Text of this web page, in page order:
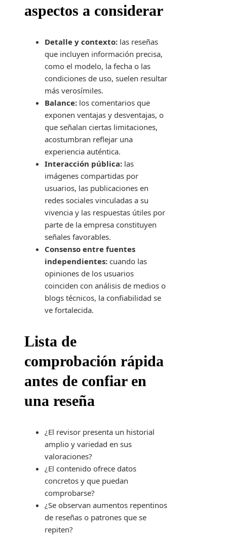
aspectos a considerar
Detalle y contexto: las reseñas
que incluyen información precisa,
como el modelo, la fecha o las
condiciones de uso, suelen resultar
más verosímiles.
Balance: los comentarios que
exponen ventajas y desventajas, o
que señalan ciertas limitaciones,
acostumbran reflejar una
experiencia auténtica.
Interacción pública: las
imágenes compartidas por
usuarios, las publicaciones en
redes sociales vinculadas a su
vivencia y las respuestas útiles por
parte de la empresa constituyen
señales favorables.
Consenso entre fuentes
independientes: cuando las
opiniones de los usuarios
coinciden con análisis de medios o
blogs técnicos, la confiabilidad se
ve fortalecida.
Lista de
comprobación rápida
antes de confiar en
una reseña
¿El revisor presenta un historial
amplio y variedad en sus
valoraciones?
¿El contenido ofrece datos
concretos y que puedan
comprobarse?
¿Se observan aumentos repentinos
de reseñas o patrones que se
repiten?